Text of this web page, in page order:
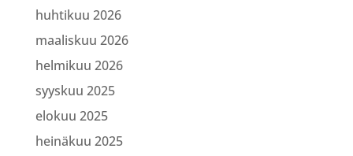
huhtikuu 2026
maaliskuu 2026
helmikuu 2026
syyskuu 2025
elokuu 2025
heinäkuu 2025